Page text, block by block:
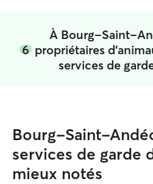
À Bourg-Saint-
6 propriétaires
services de
Bourg-Saint-
services de garde
mieux notés